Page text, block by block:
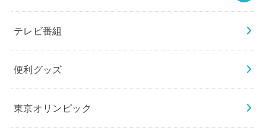
テレビ番組
便利グッズ
東京オリンピック